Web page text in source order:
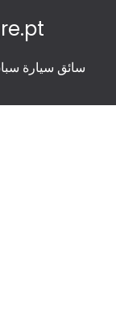
سائق سيارة